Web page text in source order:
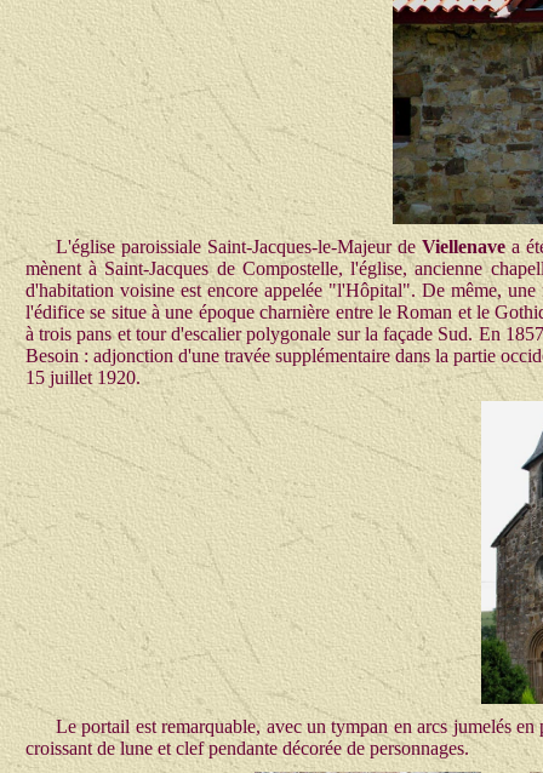
L'église paroissiale Saint-Jacques-le-Majeur de Viellenavea
mènent à Saint-Jacques de Compostelle, l'église, ancienne
d'habitation voisine est encore appelée "l'Hôpital". De même,
l'édifice se situe à une époque charnière entre le Roman et le
à trois pans et tour d'escalier polygonale sur la façade Sud. En
Besoin : adjonction d'une travée supplémentaire dans la partie
15 juillet 1920.
Le portail est remarquable, avec un tympan en arcs jumelés
croissant de lune et clef pendante décorée de personnages.